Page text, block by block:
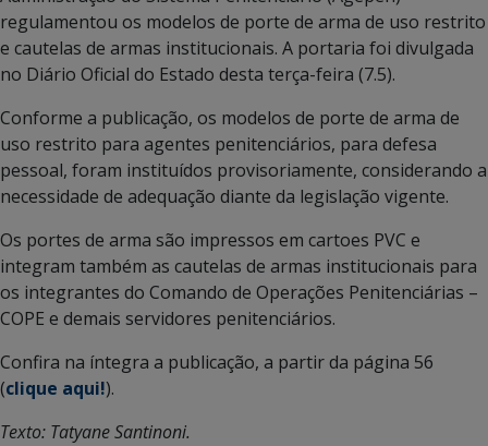
regulamentou os modelos de porte de arma de uso restrito
e cautelas de armas institucionais. A portaria foi divulgada
no Diário Oficial do Estado desta terça-feira (7.5).
Conforme a publicação, os modelos de porte de arma de
uso restrito para agentes penitenciários, para defesa
pessoal, foram instituídos provisoriamente, considerando a
necessidade de adequação diante da legislação vigente.
Os portes de arma são impressos em cartoes PVC e
integram também as cautelas de armas institucionais para
os integrantes do Comando de Operações Penitenciárias –
COPE e demais servidores penitenciários.
Confira na íntegra a publicação, a partir da página 56
(clique aqui!).
Texto: Tatyane Santinoni.